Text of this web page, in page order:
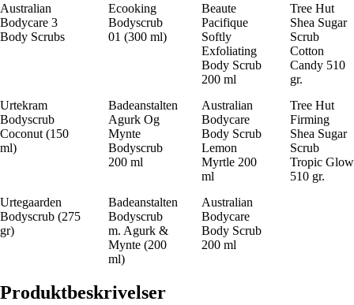
Australian
Bodycare 3
Body Scrubs
Ecooking
Bodyscrub
01 (300 ml)
Beaute
Pacifique
Softly
Exfoliating
Body Scrub
200 ml
Tree Hut
Shea Sugar
Scrub
Cotton
Candy 510
gr.
Urtekram
Bodyscrub
Coconut (150
ml)
Badeanstalten
Agurk Og
Mynte
Bodyscrub
200 ml
Australian
Bodycare
Body Scrub
Lemon
Myrtle 200
ml
Tree Hut
Firming
Shea Sugar
Scrub
Tropic Glow
510 gr.
Urtegaarden
Bodyscrub (275
gr)
Badeanstalten
Bodyscrub
m. Agurk &
Mynte (200
ml)
Australian
Bodycare
Body Scrub
200 ml
Produktbeskrivelser